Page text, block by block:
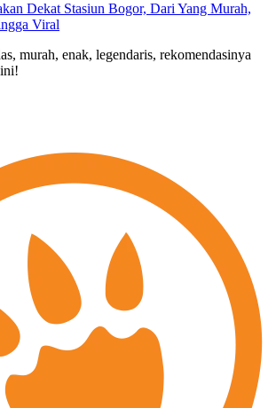
Dekat Stasiun Bogor, Dari Yang Murah,
Viral
murah, enak, legendaris, rekomendasinya